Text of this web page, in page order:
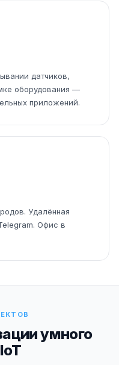
датчиков,
оборудования —
приложений.
Удалённая
Офис в
умного